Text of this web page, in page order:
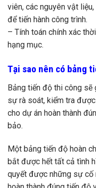
viên, các nguyên vật
để tiến hành công trình.
– Tính toán chính xác
hạng mục.
Tại sao nên có bảng
Bảng tiến độ thi công
sự rà soát, kiểm tra
cho dự án hoàn thành
bảo.
Một bảng tiến độ hoàn
bắt được hết tất cả tình
quyết được những sự cố